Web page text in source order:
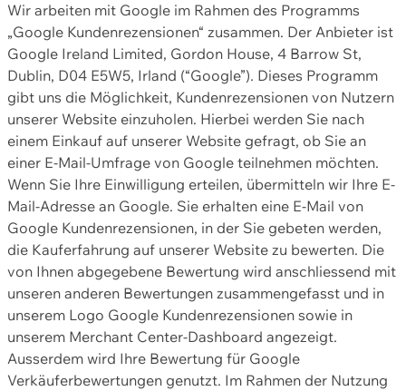
Wir arbeiten mit Google im Rahmen des Programms
„Google Kundenrezensionen“ zusammen. Der Anbieter ist
Google Ireland Limited, Gordon House, 4 Barrow St,
Dublin, D04 E5W5, Irland (“Google”). Dieses Programm
gibt uns die Möglichkeit, Kundenrezensionen von Nutzern
unserer Website einzuholen. Hierbei werden Sie nach
einem Einkauf auf unserer Website gefragt, ob Sie an
einer E-Mail-Umfrage von Google teilnehmen möchten.
Wenn Sie Ihre Einwilligung erteilen, übermitteln wir Ihre E-
Mail-Adresse an Google. Sie erhalten eine E-Mail von
Google Kundenrezensionen, in der Sie gebeten werden,
die Kauferfahrung auf unserer Website zu bewerten. Die
von Ihnen abgegebene Bewertung wird anschliessend mit
unseren anderen Bewertungen zusammengefasst und in
unserem Logo Google Kundenrezensionen sowie in
unserem Merchant Center-Dashboard angezeigt.
Ausserdem wird Ihre Bewertung für Google
Verkäuferbewertungen genutzt. Im Rahmen der Nutzung